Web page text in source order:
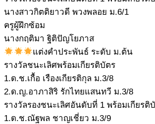
นางสาวกิตติยาวดี พวงพลอย ม.6/1
ครูผู้ฝึกซ้อม
นางกฤติมา ฐิติปัญโยภาส
แต่งคำประพันธ์ ระดับ ม.ต้น
รางวัลชนะเลิศพร้อมเกียรติบัตร
1.ด.ช.เกื้อ เรืองเกียรติกุล ม.3/8
2.ด.ญ.อาภาสิริ รักไทยแสนทวี ม.3/8
รางวัลรองชนะเลิศอันดับที่ 1 พร้อมเกียรติ
1.ด.ช.ณัฐพล ชาญเชี่ยว ม.3/9